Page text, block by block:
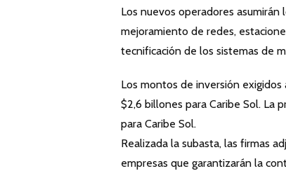
Los nuevos operadores
mejoramiento de redes,
tecnificación de los sistemas de
Los montos de inversión
$2,6 billones para Caribe Sol. La
para Caribe Sol.
Realizada la subasta, las firmas
empresas que garantizarán la